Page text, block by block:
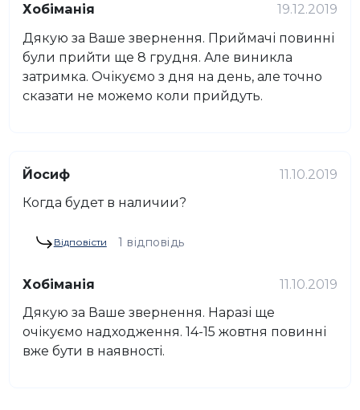
Хобіманія
19.12.2019
Дякую за Ваше звернення. Приймачі повинні
були прийти ще 8 грудня. Але виникла
затримка. Очікуємо з дня на день, але точно
сказати не можемо коли прийдуть.
Йосиф
11.10.2019
Когда будет в наличии?
Відповісти 1 відповідь
Хобіманія
11.10.2019
Дякую за Ваше звернення. Наразі ще
очікуємо надходження. 14-15 жовтня повинні
вже бути в наявності.